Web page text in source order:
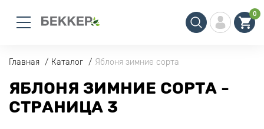
0
Главная Каталог Яблоня зимние сорта
ЯБЛОНЯ ЗИМНИЕ СОРТА -
СТРАНИЦА 3